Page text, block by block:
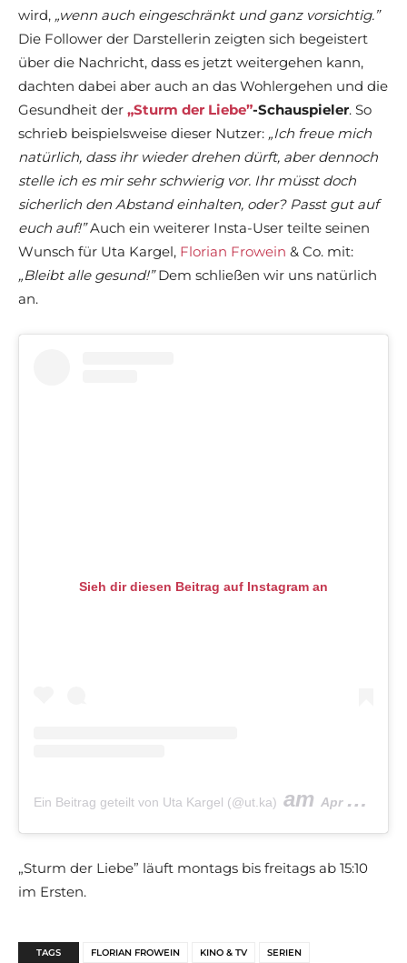
wird, „wenn auch eingeschränkt und ganz vorsichtig.”
Die Follower der Darstellerin zeigten sich begeistert
über die Nachricht, dass es jetzt weitergehen kann,
dachten dabei aber auch an das Wohlergehen und die
Gesundheit der „Sturm der Liebe”-Schauspieler. So
schrieb beispielsweise dieser Nutzer: „Ich freue mich
natürlich, dass ihr wieder drehen dürft, aber dennoch
stelle ich es mir sehr schwierig vor. Ihr müsst doch
sicherlich den Abstand einhalten, oder? Passt gut auf
euch auf!”Auch ein weiterer Insta-User teilte seinen
Wunsch für Uta Kargel, Florian Frowein & Co. mit:
„Bleibt alle gesund!”Dem schließen wir uns natürlich
an.
Sieh dir diesen Beitrag auf Instagram an
Ein Beitrag geteilt von Uta Kargel (@ut.ka) am Apr 20, 2020 um 10:32 PDT
„Sturm der Liebe” läuft montags bis freitags ab 15:10
im Ersten.
TAGS FLORIAN FROWEIN KINO & TV SERIEN